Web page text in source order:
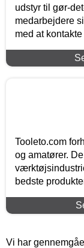
udstyr til gør-
medarbejdere
med at
Tooleto.com
og amatører.
bedste
Vi har